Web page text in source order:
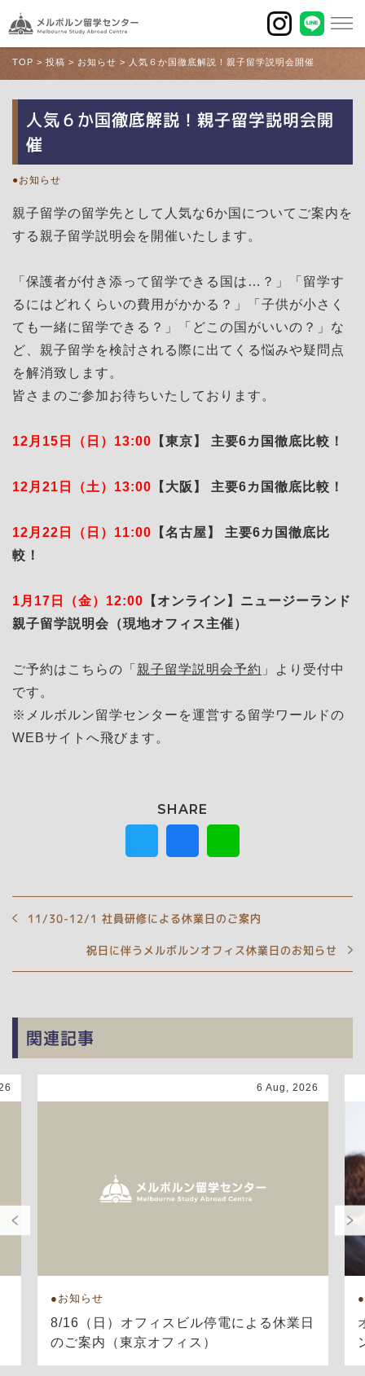
TOP > 投稿 > お知らせ > 人気６か国徹底解説！親子留学説明会開催
人気６か国徹底解説！親子留学説明会開
催
お知らせ
親子留学の留学先として人気な6か国についてご案内を
する親子留学説明会を開催いたします。
「保護者が付き添って留学できる国は…？」「留学す
るにはどれくらいの費用がかかる？」「子供が小さく
ても一緒に留学できる？」「どこの国がいいの？」な
ど、親子留学を検討される際に出てくる悩みや疑問点
を解消致します。
皆さまのご参加お待ちいたしております。
12月15日（日）13:00 【東京】 主要6カ国徹底比較！
12月21日（土）13:00 【大阪】 主要6カ国徹底比較！
12月22日（日）11:00 【名古屋】 主要6カ国徹底比
較！
1月17日（金）12:00 【オンライン】ニュージーランド
親子留学説明会（現地オフィス主催）
ご予約はこちらの「 親子留学説明会予約 」より受付中
です。
※メルボルン留学センターを運営する留学ワールドの
WEBサイトへ飛びます。
11/30-12/1 社員研修による休業日のご案内
祝日に伴うメルボルンオフィス休業日のお知らせ
関連記事
6 Aug, 2026
お知らせ
8/16（日）オフィスビル停電による休業日
のご案内（東京オフィス）